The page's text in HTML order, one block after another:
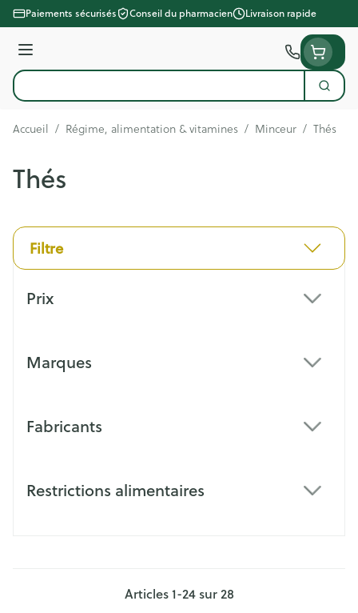
Aller au contenu
Paiements sécurisés Conseil du pharmacien Livraison rapide
Menu
Rechercher
Accueil / Régime, alimentation & vitamines / Minceur / Thés
Thés
Filtre
Prix
Marques
Fabricants
Restrictions alimentaires
Articles1-24sur28